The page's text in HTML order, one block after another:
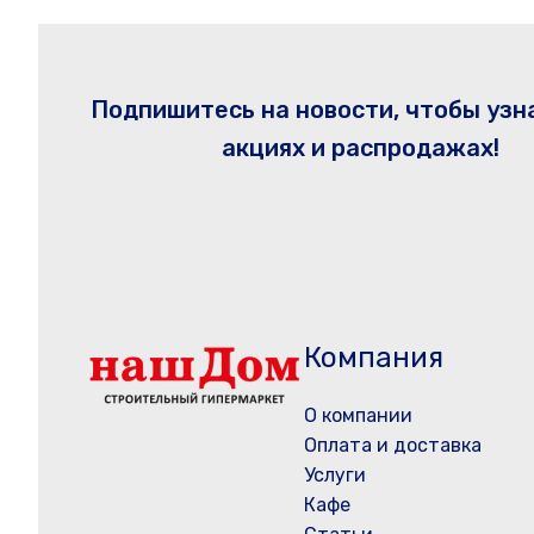
Подпишитесь на новости, чтобы
акциях и распродажах!
Компания
О компании
Оплата и доставка
Услуги
Кафе